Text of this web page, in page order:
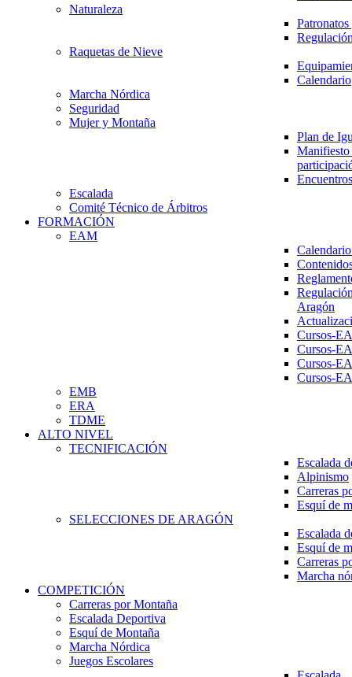
Naturaleza
Raquetas de Nieve
Calendario
Marcha Nórdica
Seguridad
Mujer y Montaña
Plan de
Escalada
Comité Técnico de Árbitros
FORMACIÓN
EAM
Aragón
Cursos-
Cursos-
Cursos-
Cursos-
EMB
ERA
TDME
ALTO NIVEL
TECNIFICACIÓN
Escalada
Alpinismo
Carreras
Esquí de
SELECCIONES DE ARAGÓN
Escalada
Esquí de
Carreras
Marcha
COMPETICIÓN
Carreras por Montaña
Escalada Deportiva
Esquí de Montaña
Marcha Nórdica
Juegos Escolares